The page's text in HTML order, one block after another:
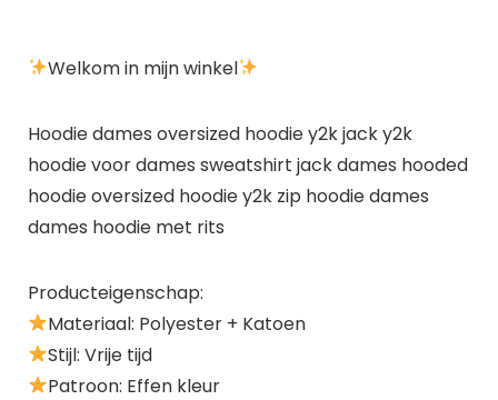
Welkom in mijn winkel
Hoodie dames oversized hoodie y2k jack y2k
hoodie voor dames sweatshirt jack dames hooded
hoodie oversized hoodie y2k zip hoodie dames
dames hoodie met rits
Producteigenschap:
Materiaal: Polyester + Katoen
Stijl: Vrije tijd
Patroon: Effen kleur